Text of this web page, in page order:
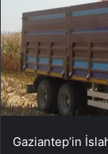
Gaziantep’in